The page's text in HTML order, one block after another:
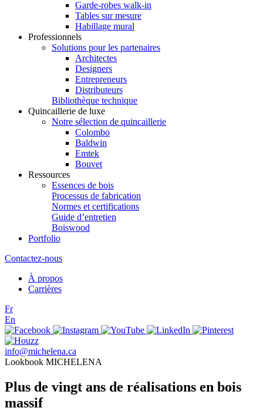
Garde-robes walk-in
Tables sur mesure
Habillage mural
Professionnels
Solutions pour les partenaires
Architectes
Designers
Entrepreneurs
Distributeurs
Bibliothèque technique
Quincaillerie de luxe
Notre sélection de quincaillerie
Colombo
Baldwin
Emtek
Bouvet
Ressources
Essences de bois
Processus de fabrication
Normes et certifications
Guide d’entretien
Boiswood
Portfolio
Contactez-nous
À propos
Carrières
Fr
En
info@michelena.ca
Lookbook MICHELENA
Plus de vingt ans de réalisations en bois
massif